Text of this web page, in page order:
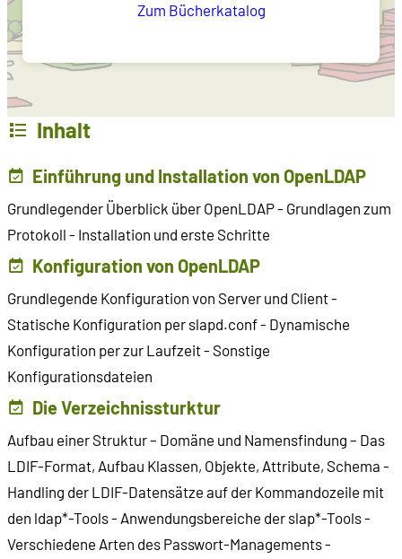
Zum Bücherkatalog
Inhalt
Einführung und Installation von OpenLDAP
Grundlegender Überblick über OpenLDAP - Grundlagen zum
Protokoll - Installation und erste Schritte
Konfiguration von OpenLDAP
Grundlegende Konfiguration von Server und Client -
Statische Konfiguration per slapd.conf - Dynamische
Konfiguration per zur Laufzeit - Sonstige
Konfigurationsdateien
Die Verzeichnissturktur
Aufbau einer Struktur – Domäne und Namensfindung – Das
LDIF-Format, Aufbau Klassen, Objekte, Attribute, Schema -
Handling der LDIF-Datensätze auf der Kommandozeile mit
den ldap*-Tools - Anwendungsbereiche der slap*-Tools -
Verschiedene Arten des Passwort-Managements -